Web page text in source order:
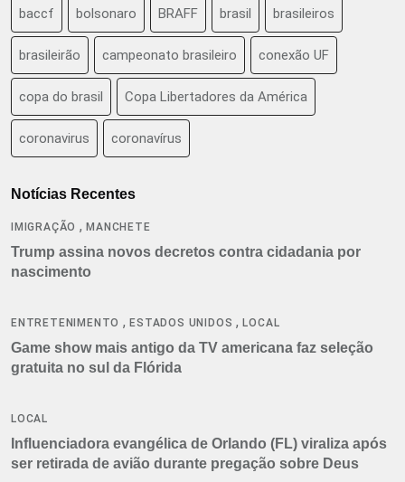
baccf bolsonaro BRAFF brasil brasileiros
brasileirão campeonato brasileiro conexão UF
copa do brasil Copa Libertadores da América
coronavirus coronavírus
Notícias Recentes
IMIGRAÇÃO ,MANCHETE
Trump assina novos decretos contra cidadania por
nascimento
ENTRETENIMENTO ,ESTADOS UNIDOS ,LOCAL
Game show mais antigo da TV americana faz seleção
gratuita no sul da Flórida
LOCAL
Influenciadora evangélica de Orlando (FL) viraliza após
ser retirada de avião durante pregação sobre Deus